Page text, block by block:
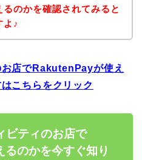
るのかを確認されてみると
よ♪
店でRakutenPayが使え
こちらをクリック
ビティのお店で
のかを今すぐ知り